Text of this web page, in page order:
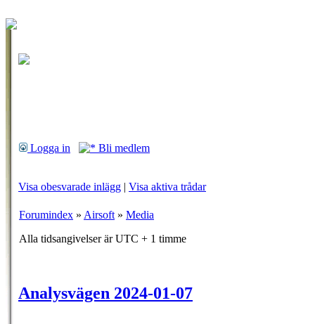
Logga in Bli medlem
Visa obesvarade inlägg | Visa aktiva trådar
Forumindex » Airsoft » Media
Alla tidsangivelser är UTC + 1 timme
Analysvägen 2024-01-07